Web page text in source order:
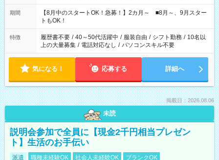
と休みを合わせたい」 「余裕を持って夕飯の準備がしたい」
「できれば残業はしたくない」 など、ご希望を教えてください
ね。 ※Wワーク希望の方へ 今ご覧のお仕事で希望する勤務時間
と、もう1つのお仕事の勤務時間。 合計で週40時間を超える場
合は応募できません。
期間
【8月中のスタートOK！急募！】2カ月～ ■8月～、9月スター
トもOK！
特徴 履歴書不要 / 40～50代活躍中 / 服装自由 / シフト勤務 / 10名以
上の大量募集 / 電話対応なし / パソコンスキル不要
気になる！ 応募する 詳細へ
掲載日：2026.08.06
未読
説明会参加で全員に【現金2千円相当プレゼン
ト】生活のお手伝い
派遣 職種未経験OK 社会人未経験OK
ブランクOK